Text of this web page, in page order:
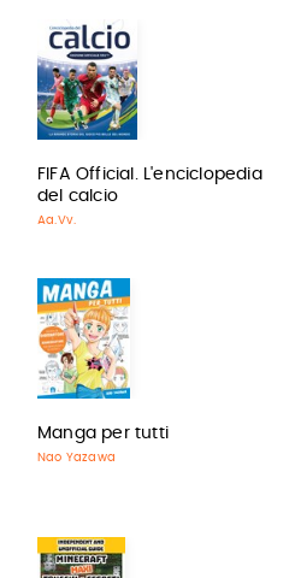
FIFA Official. L'enciclopedia
del calcio
Aa.Vv.
Manga per tutti
Nao Yazawa